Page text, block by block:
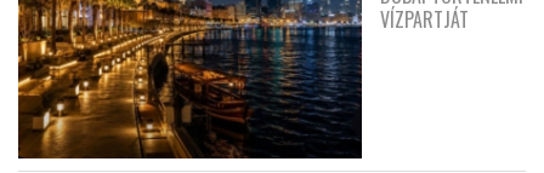
VÍZPARTJÁT